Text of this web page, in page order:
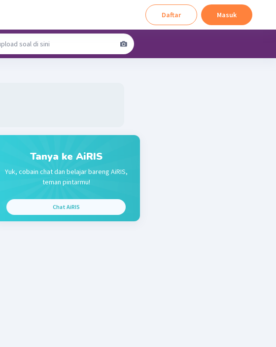
Daftar Masuk
Tanya ke AiRIS
Yuk, cobain chat dan belajar bareng AiRIS,
teman pintarmu!
Chat AiRIS